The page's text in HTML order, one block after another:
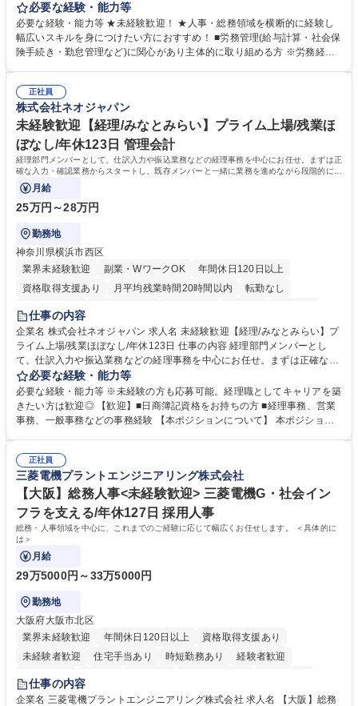
任せいたします。将来は総務・採用・教育業務へ守備範囲を広げ、組織運
営を支えるゼネラリストをめざせます。 ・初期業務：労働時間管理、給与
計算、社会保険対応、福利厚生管理、安全衛生、健康経営推進等をお任せ
します。ご経験に応じて、休職者管理など、幅広く経験を積んでいただき
幅広く経験を積みたい意欲がある方に最適な環境です。 募集職種 【総
務・人事】未経験歓迎/日立グループ/組織運営を支えるゼネラリストを目
指す
必要な経験・能力等
必要な経験・能力等 ★未経験歓迎！ ★人事・総務領域を横断的に経験し
幅広いスキルを身につけたい方におすすめ！ ■労務管理(給与計算・社会保
険手続き・勤怠管理など)に関心があり主体的に取り組める方 ※労務経験
のご経験 ■労務管理（給与計算・社会保険手続き・勤怠管理など）の経験
■衛生管理者の資格をお持ちの方 学歴・資格 学歴：大学院 大学 高専 短大
専修学校 高校 語学力： 資格：
正社員
株式会社ネオジャパン
未経験歓迎【経理/みなとみらい】プライム上場/残業ほ
ぼなし/年休123日 管理会計
経理部門メンバーとして、仕訳入力や振込業務などの経理事務を中心にお任せ。まずは正
確な入力・確認業務からスタートし、既存メンバーと一緒に業務を進めながら段階的に経
理知識を身につけていただきます。
月給
25万円～28万円
勤務地
神奈川県横浜市西区
業界未経験歓迎
副業・WワークOK
年間休日120日以上
資格取得支援あり
月平均残業時間20時間以内
転勤なし
未経験者歓迎
完全週休2日制
交通費支給 駅近5分以内 土日祝休み
服装自由
寮・社宅あり
仕事の内容
企業名 株式会社ネオジャパン 求人名 未経験歓迎【経理/みなとみらい】プ
ライム上場/残業ほぼなし/年休123日 仕事の内容 経理部門メンバーとし
て、仕訳入力や振込業務などの経理事務を中心にお任せ。まずは正確な入
力・確認業務からスタートし、既存メンバーと一緒に業務を進めながら段
階的に経理知識を身につけていただきます。 【具体的には】 ■社内稟議に
基づく仕訳入力 ■月末の振込業務 ■明細作成 ■伝票処理、記帳業務 ■既存
メンバーの業務サポート 【将来的には】 ■月次決算補助 ■四半期・年次決
想定です。 募集職種 未経験歓迎【経理/みなとみらい】プライム上場/残業
ほぼなし/年休123日
必要な経験・能力等
必要な経験・能力等 ※未経験の方も応募可能。経理職としてキャリアを築
きたい方は歓迎◎ 【歓迎】■日商簿記資格をお持ちの方 ■経理事務、営業
事務、一般事務などの事務経験 【本ポジションについて】 本ポジション
当し、3～5年をかけて月次決算・四半期決算・開示資料作成補助などへス
テップアップできます。また、残業は通常月ほぼなく、決算月でも10時間
未満のため、無理なく経理として専門性を身につけられる環境です。 学
歴・資格 学歴：大学院 大学 高専 短大 専修学校 高校 語学力： 資格：日商
簿記検定1級 日商簿記検定2級
正社員
三菱電機プラントエンジニアリング株式会社
【大阪】総務人事<未経験歓迎> 三菱電機G・社会イン
フラを支える/年休127日 採用人事
総務・人事領域を中心に、これまでのご経験に応じて幅広くお任せします。 ＜具体的に
は＞
月給
29万5000円～33万5000円
勤務地
大阪府大阪市北区
業界未経験歓迎
年間休日120日以上
資格取得支援あり
未経験者歓迎
住宅手当あり 時短勤務あり
経験者歓迎
退職金あり
駅近5分以内
土日祝休み 服装自由 寮・社宅あり 食事補助あり
仕事の内容
企業名 三菱電機プラントエンジニアリング株式会社 求人名 【大阪】総務